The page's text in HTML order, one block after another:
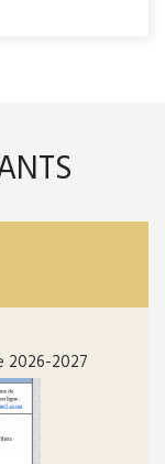
2026-2027